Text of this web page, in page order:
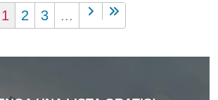
1 2 3 ...